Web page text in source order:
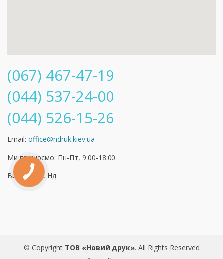
(067) 467-47-19
(044) 537-24-00
(044) 526-15-26
Email: office@ndruk.kiev.ua
Ми працюємо: Пн-Пт, 9:00-18:00
Вихідні: Сб, Нд
© Copyright ТОВ «Новий друк». All Rights Reserved